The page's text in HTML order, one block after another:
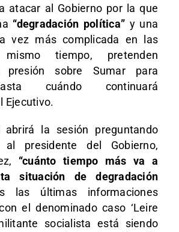
atacar al Gobierno por la que
“degradación política” y una
vez más complicada en las
tiempo, pretenden
presión sobre Sumar para
cuándo continuará
Ejecutivo.
abrirá la sesión preguntando
al presidente del Gobierno,
“cuánto tiempo más va a
situación de degradación
las últimas informaciones
el denominado caso ‘Leire
socialista está siendo